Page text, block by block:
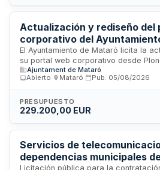
servicios especializados.
Actualización y rediseño del
corporativo del
Plone 6.1 con nuevas
mantenimiento y alojamiento
El Ayuntamiento de Mataró licita la
su portal web corporativo desde
incluyendo migración completa de
a criterios de accesibilidad y
de infraestructura a entorno cloud, y
mantenimiento preventivo,
Ajuntament de Mataró
Abierto
Mataró Pub. 05/08/2026
PRESUPUESTO
229.200,00 EUR
Servicios de
dependencias municipales
Licitación pública para la